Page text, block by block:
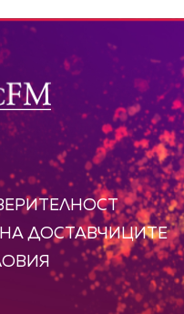
ДОСТАВЧИЦИТЕ